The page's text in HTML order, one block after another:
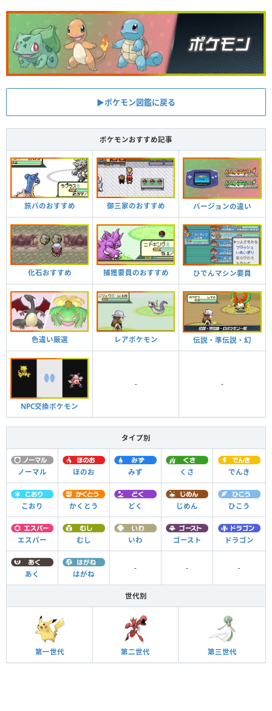
▶︎ポケモン図鑑に戻る
ポケモンおすすめ記事
旅パのおすすめ 御三家のおすすめ バージョンの違い
化石おすすめ 捕獲要員のおすすめ ひでんマシン要員
色違い厳選 レアポケモン 伝説・準伝説・幻
NPC交換ポケモン
- -
タイプ別
ノーマル ほのお みず くさ でんき
こおり かくとう どく じめん ひこう
エスパー むし いわ ゴースト ドラゴン
あく はがね
- - -
世代別
第一世代 第二世代 第三世代